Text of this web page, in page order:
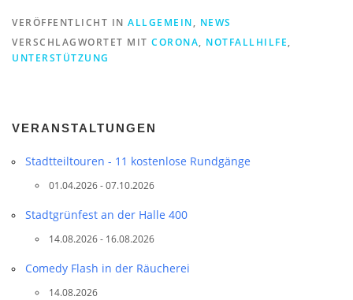
VERÖFFENTLICHT IN ALLGEMEIN, NEWS
VERSCHLAGWORTET MIT CORONA, NOTFALLHILFE,
UNTERSTÜTZUNG
VERANSTALTUNGEN
Stadtteil­touren - 11 kostenlose Rundgänge
01.04.2026 - 07.10.2026
Stadtgrünfest an der Halle 400
14.08.2026 - 16.08.2026
Comedy Flash in der Räucherei
14.08.2026